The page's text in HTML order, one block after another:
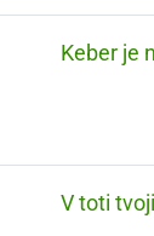
Keber je
V toti